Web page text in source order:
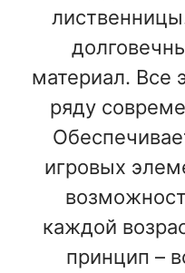
материал. Все
ряду
игровых
каждой
принцип –